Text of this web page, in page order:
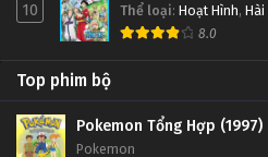
10 Thể loại: Hoạt Hình, Hài
8.0
Top phim bộ
Pokemon Tổng Hợp (1997)
Pokemon